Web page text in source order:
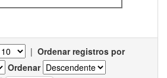
| Ordenar registros por
Ordenar